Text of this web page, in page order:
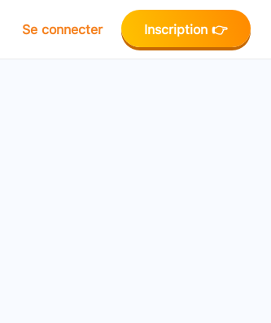
Se connecter Inscription 👉